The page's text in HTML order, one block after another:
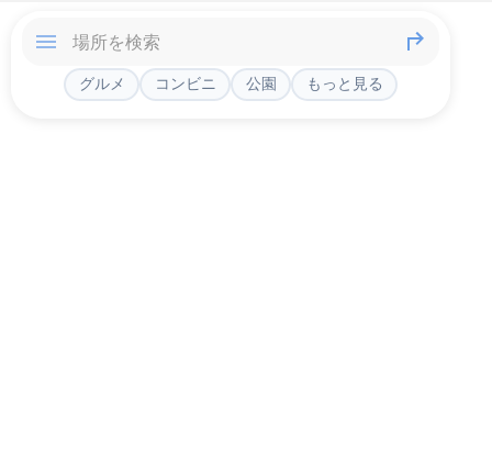
グルメ コンビニ 公園 もっと見る